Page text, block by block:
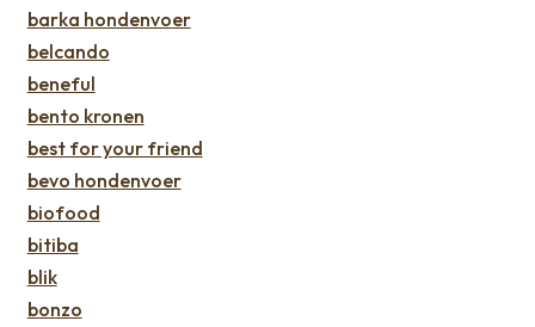
barka hondenvoer
belcando
beneful
bento kronen
best for your friend
bevo hondenvoer
biofood
bitiba
blik
bonzo